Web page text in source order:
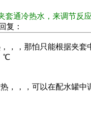
套通冷热水，来调节
复：
，，那怕只能根据夹
℃
，，，可以在配水罐